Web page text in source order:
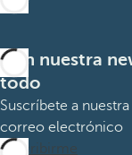
Con nuestra
todo
Suscríbete a
correo electrónico
Suscribirme